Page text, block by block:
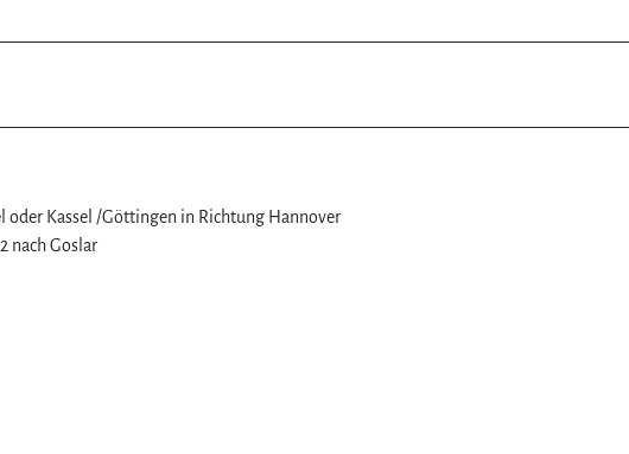
oder Kassel /Göttingen in Richtung Hannover
nach Goslar